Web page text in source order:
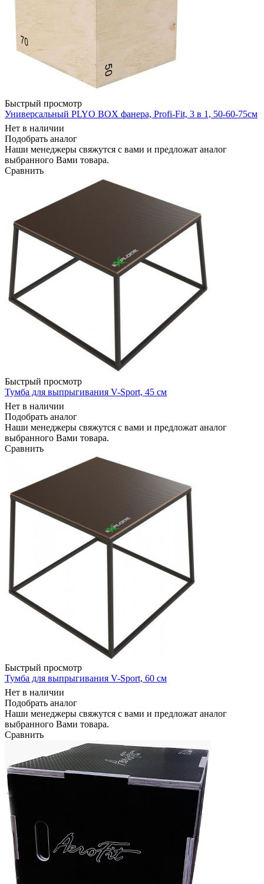
Быстрый просмотр
Универсальный PLYO BOX фанера, Profi-Fit, 3 в 1, 50-60-75см
Нет в наличии
Подобрать аналог
Наши менеджеры свяжутся с вами и предложат аналог
выбранного Вами товара.
Сравнить
Быстрый просмотр
Тумба для выпрыгивания V-Sport, 45 см
Нет в наличии
Подобрать аналог
Наши менеджеры свяжутся с вами и предложат аналог
выбранного Вами товара.
Сравнить
Быстрый просмотр
Тумба для выпрыгивания V-Sport, 60 см
Нет в наличии
Подобрать аналог
Наши менеджеры свяжутся с вами и предложат аналог
выбранного Вами товара.
Сравнить